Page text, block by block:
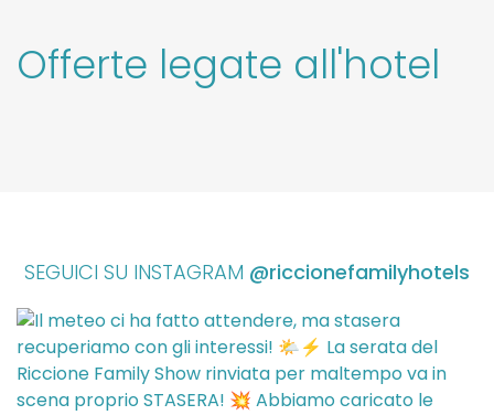
Offerte legate all'hotel
SEGUICI SU INSTAGRAM @riccionefamilyhotels